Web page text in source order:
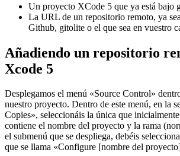
Un proyecto XCode 5 que ya está bajo
La URL de un repositorio remoto, ya
Github, gitolite o el que sea en vuestro
Añadiendo un repositorio
Xcode 5
Desplegamos el menú «Source Control»
nuestro proyecto. Dentro de este menú, en la
Copies», seleccionáis la única que
contiene el nombre del proyecto y la rama
el submenú que se despliega, debéis
que se llama «Configure [nombre del